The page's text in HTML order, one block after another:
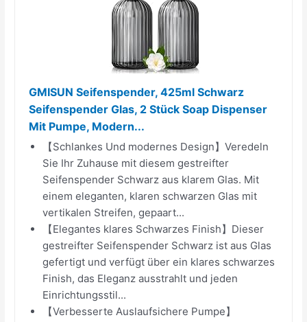
GMISUN Seifenspender, 425ml Schwarz
Seifenspender Glas, 2 Stück Soap Dispenser
Mit Pumpe, Modern...
【Schlankes Und modernes Design】Veredeln
Sie Ihr Zuhause mit diesem gestreifter
Seifenspender Schwarz aus klarem Glas. Mit
einem eleganten, klaren schwarzen Glas mit
vertikalen Streifen, gepaart...
【Elegantes klares Schwarzes Finish】Dieser
gestreifter Seifenspender Schwarz ist aus Glas
gefertigt und verfügt über ein klares schwarzes
Finish, das Eleganz ausstrahlt und jeden
Einrichtungsstil...
【Verbesserte Auslaufsichere Pumpe】